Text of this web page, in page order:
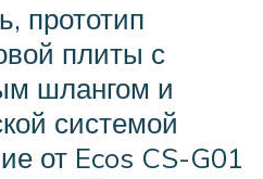
прототип
плиты с
шлангом и
системой
от Ecos CS-G01